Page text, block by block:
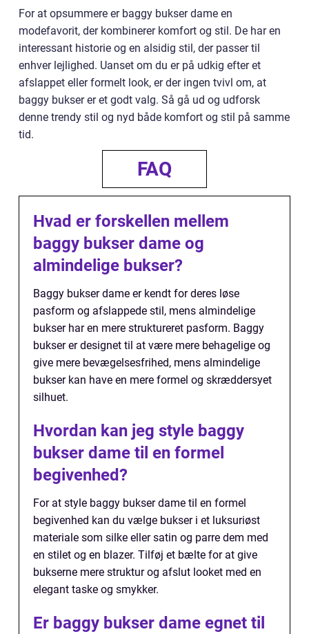
For at opsummere er baggy bukser dame en
modefavorit, der kombinerer komfort og stil. De har en
interessant historie og en alsidig stil, der passer til
enhver lejlighed. Uanset om du er på udkig efter et
afslappet eller formelt look, er der ingen tvivl om, at
baggy bukser er et godt valg. Så gå ud og udforsk
denne trendy stil og nyd både komfort og stil på samme
tid.
FAQ
Hvad er forskellen mellem
baggy bukser dame og
almindelige bukser?
Baggy bukser dame er kendt for deres løse
pasform og afslappede stil, mens almindelige
bukser har en mere struktureret pasform. Baggy
bukser er designet til at være mere behagelige og
give mere bevægelsesfrihed, mens almindelige
bukser kan have en mere formel og skræddersyet
silhuet.
Hvordan kan jeg style baggy
bukser dame til en formel
begivenhed?
For at style baggy bukser dame til en formel
begivenhed kan du vælge bukser i et luksuriøst
materiale som silke eller satin og parre dem med
en stilet og en blazer. Tilføj et bælte for at give
bukserne mere struktur og afslut looket med en
elegant taske og smykker.
Er baggy bukser dame egnet til